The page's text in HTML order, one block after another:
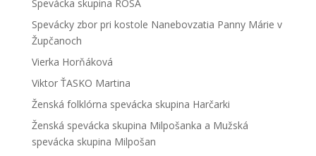
Spevácka skupina ROSA
Spevácky zbor pri kostole Nanebovzatia Panny Márie v
Župčanoch
Vierka Horňáková
Viktor ŤASKO Martina
Ženská folklórna spevácka skupina Harčarki
Ženská spevácka skupina Milpošanka a Mužská
spevácka skupina Milpošan